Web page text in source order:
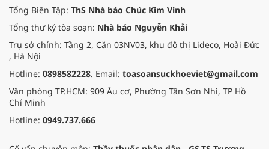
Tổng Biên Tập: ThS Nhà báo Chúc Kim Vinh
Tổng thư ký tòa soạn: Nhà báo Nguyễn Khải
Trụ sở chính: Tầng 2, Căn 03NV03, khu đô thị Lideco, Hoài Đức
, Hà Nội
Hotline: 0898582228. Email: toasoansuckhoeviet@gmail.com
Văn phòng TP.HCM: 909 Âu cơ, Phường Tân Sơn Nhì, TP Hồ
Chí Minh
Hotline: 0949.737.666